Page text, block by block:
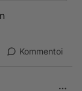
Kommentoi